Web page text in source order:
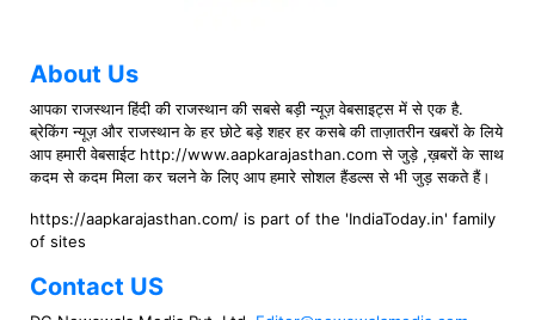
About Us
आपका राजस्थान हिंदी की राजस्थान की सबसे बड़ी न्यूज़ वेबसाइट्स में से एक है.
ब्रेकिंग न्यूज़ और राजस्थान के हर छोटे बड़े शहर हर कसबे की ताज़ातरीन खबरों के लिये
आप हमारी वेबसाईट http://www.aapkarajasthan.com से जुड़े ,ख़बरों के साथ
कदम से कदम मिला कर चलने के लिए आप हमारे सोशल हैंडल्स से भी जुड़ सकते हैं।
https://aapkarajasthan.com/ is part of the 'IndiaToday.in' family
of sites
Contact US